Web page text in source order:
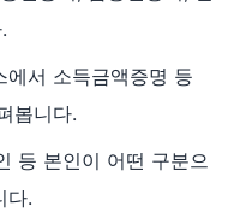
서 소득금액증명 등
봅니다.
등 본인이 어떤 구분으
다.